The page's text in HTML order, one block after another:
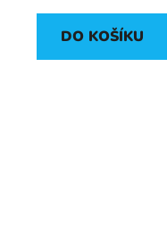
DO KOŠÍKU